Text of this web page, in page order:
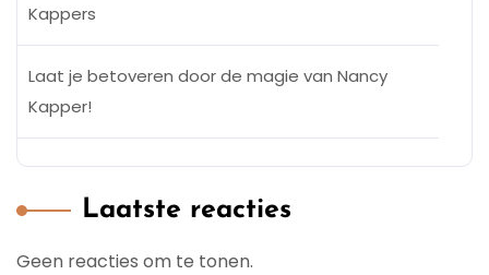
Kappers
Laat je betoveren door de magie van Nancy
Kapper!
Laatste reacties
Geen reacties om te tonen.